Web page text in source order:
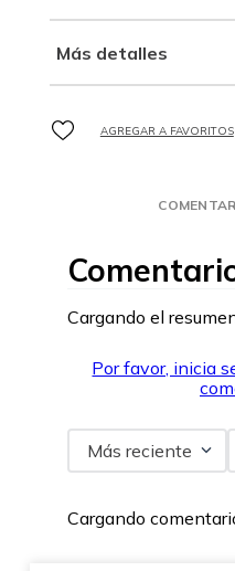
Más detalles
Cargando el
Por favor, inicia
Más reciente
Cargando